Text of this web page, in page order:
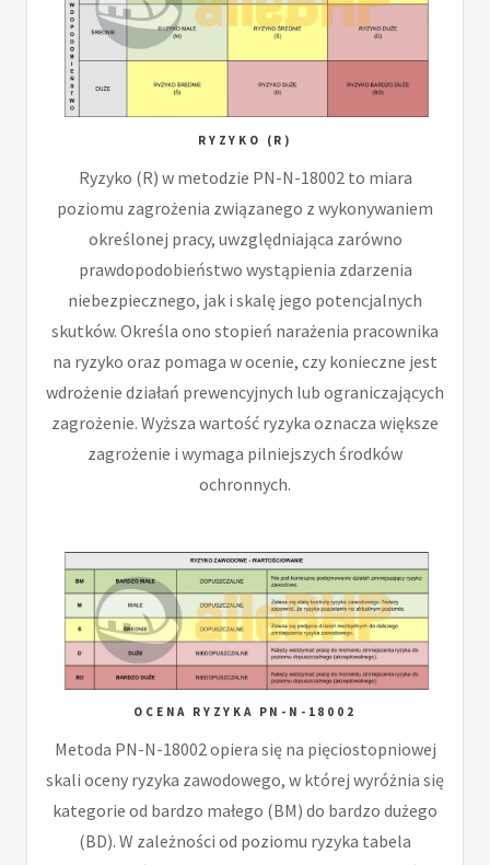
RYZYKO (R)
Ryzyko (R) w metodzie PN-N-18002 to miara
poziomu zagrożenia związanego z wykonywaniem
określonej pracy, uwzględniająca zarówno
prawdopodobieństwo wystąpienia zdarzenia
niebezpiecznego, jak i skalę jego potencjalnych
skutków. Określa ono stopień narażenia pracownika
na ryzyko oraz pomaga w ocenie, czy konieczne jest
wdrożenie działań prewencyjnych lub ograniczających
zagrożenie. Wyższa wartość ryzyka oznacza większe
zagrożenie i wymaga pilniejszych środków
ochronnych.
OCENA RYZYKA PN-N-18002
Metoda PN-N-18002 opiera się na pięciostopniowej
skali oceny ryzyka zawodowego, w której wyróżnia się
kategorie od bardzo małego (BM) do bardzo dużego
(BD). W zależności od poziomu ryzyka tabela